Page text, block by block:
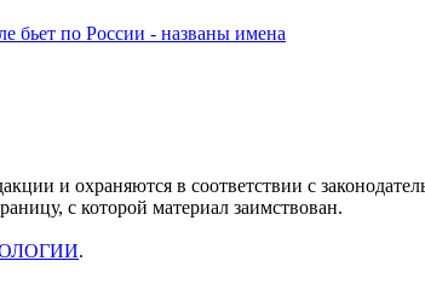
бьет по России - названы имена
и охраняются в соответствии с
с которой материал заимствован.
.